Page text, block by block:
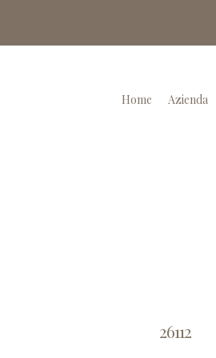
Home Azienda
26112